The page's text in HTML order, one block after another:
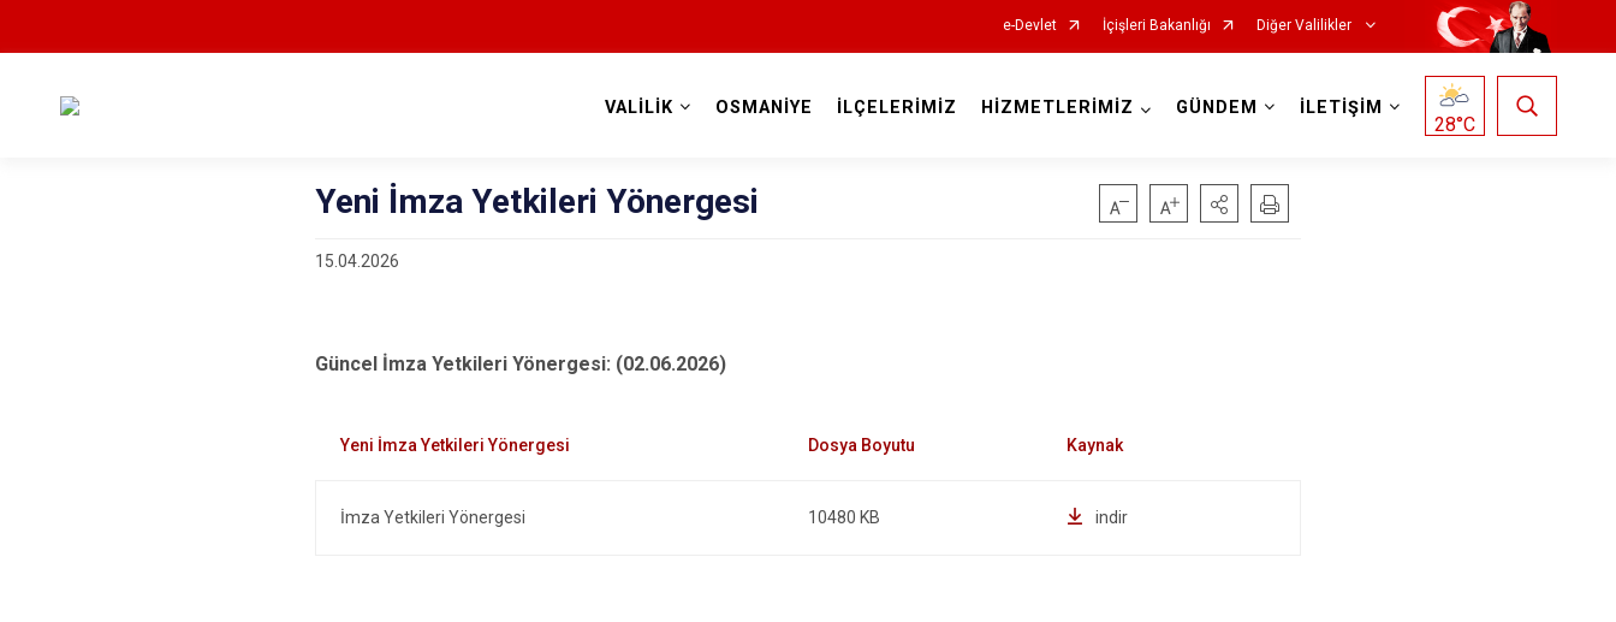
e-Devlet İçişleri Bakanlığı Diğer Valilikler
VALİLİK OSMANİYE İLÇELERİMİZ HİZMETLERİMİZ GÜNDEM İLETİŞİM
28°C
Yeni İmza Yetkileri Yönergesi
15.04.2026
Güncel İmza Yetkileri Yönergesi: (02.06.2026)
İmza Yetkileri Yönergesi 10480 KB indir